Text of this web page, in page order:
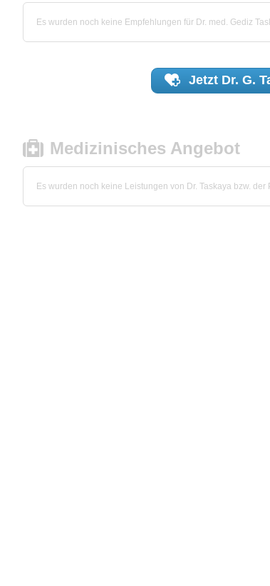
Es wurden noch keine Empfehlungen für Dr. med. Gediz
Jetzt Dr. G.
Medizinisches Angebot
Es wurden noch keine Leistungen von Dr. Taskaya bzw. der